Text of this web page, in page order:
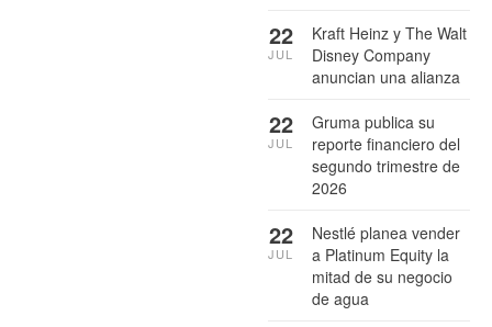
Kraft Heinz y The Walt
Disney Company
anuncian una alianza
22
JUL
Gruma publica su
reporte financiero del
segundo trimestre de
2026
22
JUL
Nestlé planea vender
a Platinum Equity la
mitad de su negocio
de agua
22
JUL